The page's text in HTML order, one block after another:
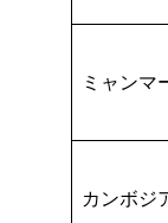
ミャンマ
カンボジ